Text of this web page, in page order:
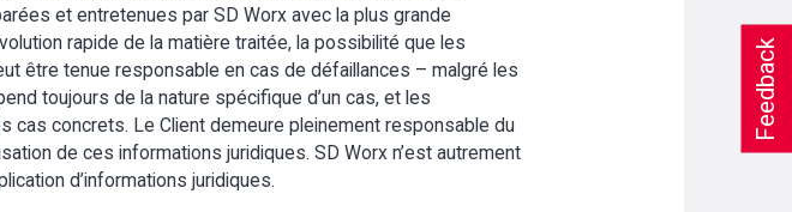
Feedback
et entretenues par SD Worx avec la plus grande
rapide de la matière traitée, la possibilité que les
être tenue responsable en cas de défaillances – malgré les
toujours de la nature spécifique d’un cas, et les
cas concrets. Le Client demeure pleinement responsable du
de ces informations juridiques. SD Worx n’est autrement
d’informations juridiques.